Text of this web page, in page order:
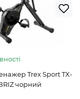
Trex Sport TX-
чорний